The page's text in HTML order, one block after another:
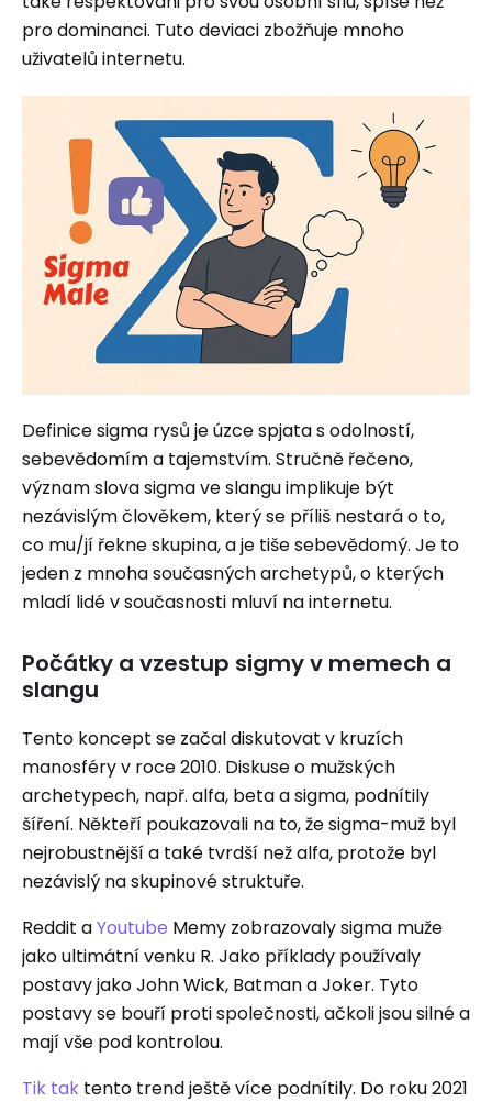
pro dominanci. Tuto deviaci zbožňuje mnoho
uživatelů internetu.
Definice sigma rysů je úzce spjata s odolností,
sebevědomím a tajemstvím. Stručně řečeno,
význam slova sigma ve slangu implikuje být
nezávislým člověkem, který se příliš nestará o to,
co mu/jí řekne skupina, a je tiše sebevědomý. Je to
jeden z mnoha současných archetypů, o kterých
mladí lidé v současnosti mluví na internetu.
Počátky a vzestup sigmy v memech a
slangu
Tento koncept se začal diskutovat v kruzích
manosféry v roce 2010. Diskuse o mužských
archetypech, např. alfa, beta a sigma, podnítily
šíření. Někteří poukazovali na to, že sigma-muž byl
nejrobustnější a také tvrdší než alfa, protože byl
nezávislý na skupinové struktuře.
Reddit aYoutube Memy zobrazovaly sigma muže
jako ultimátní venku R. Jako příklady používaly
postavy jako John Wick, Batman a Joker. Tyto
postavy se bouří proti společnosti, ačkoli jsou silné a
mají vše pod kontrolou.
Tik tak tento trend ještě více podnítily. Do roku 2021